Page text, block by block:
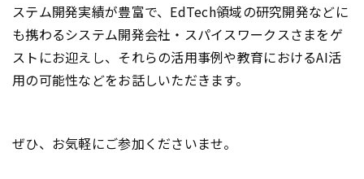
ステム開発実績が豊富で、EdTech領域の研究開発などに
も携わるシステム開発会社・スパイスワークスさまをゲ
ストにお迎えし、それらの活用事例や教育におけるAI活
用の可能性などをお話しいただきます。
ぜひ、お気軽にご参加くださいませ。